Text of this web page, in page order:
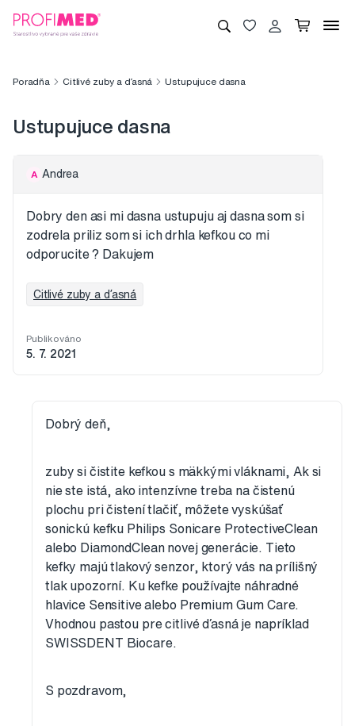
Poradňa Citlivé zuby a ďasná Ustupujuce dasna
Ustupujuce dasna
A Andrea
Dobry den asi mi dasna ustupuju aj dasna som si
zodrela priliz som si ich drhla kefkou co mi
odporucite ? Dakujem
Citlivé zuby a ďasná
Publikováno
5. 7. 2021
Dobrý deň,
zuby si čistite kefkou s mäkkými vláknami, Ak si
nie ste istá, ako intenzívne treba na čistenú
plochu pri čistení tlačiť, môžete vyskúšať
sonickú kefku Philips Sonicare ProtectiveClean
alebo DiamondClean novej generácie. Tieto
kefky majú tlakový senzor, ktorý vás na prílišný
tlak upozorní. Ku kefke používajte náhradné
hlavice Sensitive alebo Premium Gum Care.
Vhodnou pastou pre citlivé ďasná je napríklad
SWISSDENT Biocare.
S pozdravom,